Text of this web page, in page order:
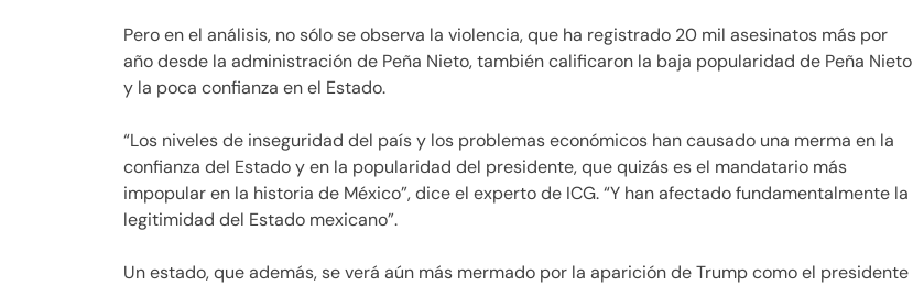
Pero en el análisis, no sólo se observa la violencia, que ha registrado 20 mil asesinatos más por
año desde la administración de Peña Nieto, también calificaron la baja popularidad de Peña Nieto
y la poca confianza en el Estado.
“Los niveles de inseguridad del país y los problemas económicos han causado una merma en la
confianza del Estado y en la popularidad del presidente, que quizás es el mandatario más
impopular en la historia de México”, dice el experto de ICG. “Y han afectado fundamentalmente la
legitimidad del Estado mexicano”.
Un estado, que además, se verá aún más mermado por la aparición de Trump como el presidente